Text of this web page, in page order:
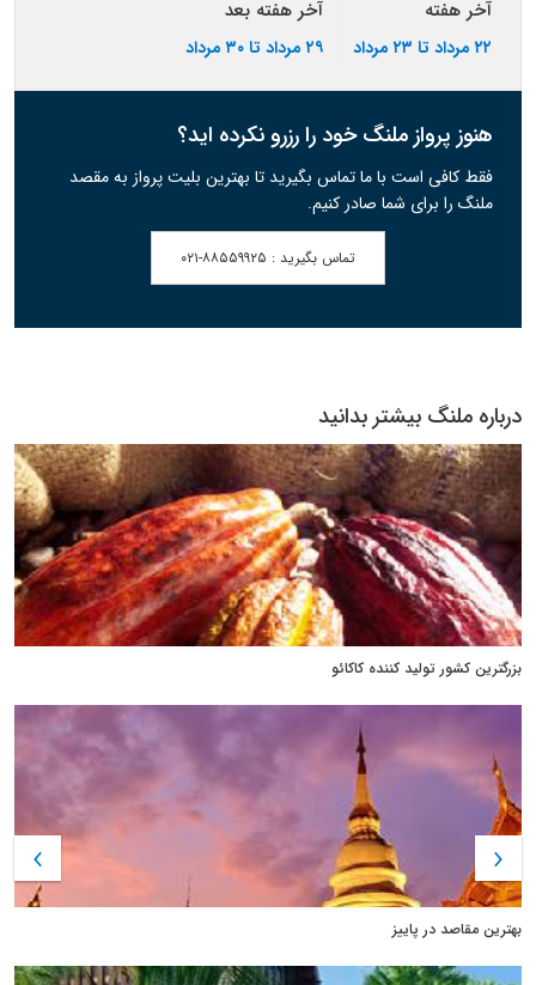
آخر هفته
۲۲ مرداد تا ۲۳ مرداد
آخر هفته بعد
۲۹ مرداد تا ۳۰ مرداد
هنوز پرواز ملنگ خود را رزرو نکرده اید؟
فقط کافی است با ما تماس بگیرید تا بهترین بلیت پرواز به مقصد
ملنگ را برای شما صادر کنیم.
تماس بگیرید : ۰۲۱-۸۸۵۵۹۹۲۵
درباره ملنگ بیشتر بدانید
بزرگترین کشور تولید کننده کاکائو
بهترین مقاصد در پاییز